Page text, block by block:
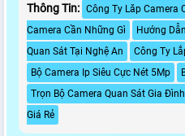
Thông Tin: Công Ty Lăp Camera
Camera Cần Những Gì
Hướng
Quan Sát Tại Nghệ An
Công Ty
Bộ Camera Ip Siêu Cực Nét 5Mp
Trọn Bộ Camera Quan Sát Gia
Giá Rẻ